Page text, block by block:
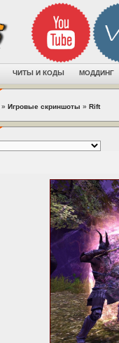
ЧИТЫ И КОДЫ МОДДИНГ
» Игровые скриншоты » Rift